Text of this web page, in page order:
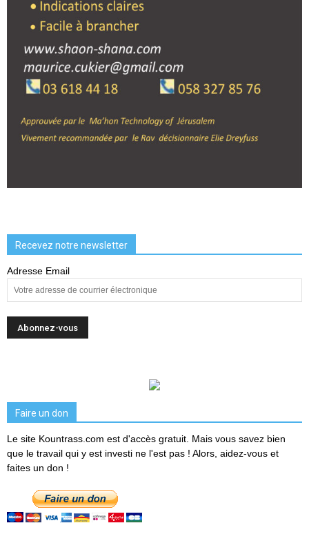
Recevez notre newsletter
Adresse Email
Faire un don
Le site Kountrass.com est d'accès gratuit. Mais vous savez bien
que le travail qui y est investi ne l'est pas ! Alors, aidez-vous et
faites un don !